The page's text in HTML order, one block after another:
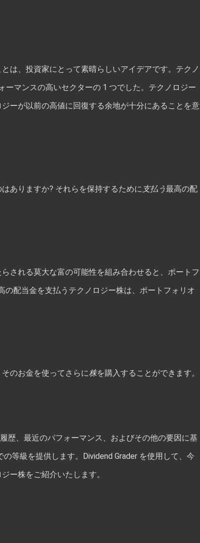
は、投資家にとって素晴らしいアイデアです。テクノ
ーマンスの高いセクターの 1 つでした。テクノロジー
ーが以前の高値に回復する余地が十分にあることを意
ありますか? それらを保持するために 支払う最高の配
される莫大な富の可能性を組み合わせると、ポートフ
の配当金を支払うテクノロジー株は、ポートフォリオ
のお金を使ってさらに株を購入することができます。
歴、最近のパフォーマンス、およびその他の要因に基
等級を提供します。Dividend Grader を使用して、今
ー株をご紹介いたします。